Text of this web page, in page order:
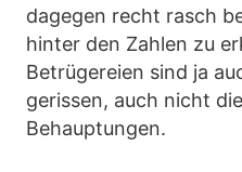
dagegen recht rasch
hinter den Zahlen zu
Betrügereien sind ja
gerissen, auch nicht
Behauptungen.